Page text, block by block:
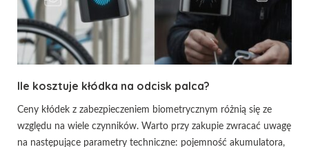
Ile kosztuje kłódka na odcisk palca?
Ceny kłódek z zabezpieczeniem biometrycznym różnią się ze
względu na wiele czynników. Warto przy zakupie zwracać uwagę
na następujące parametry techniczne: pojemność akumulatora,